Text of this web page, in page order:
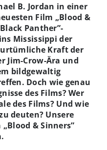
B. Jordan in einer
Film „Blood &
Panther”-
Mississippi der
urtümliche Kraft der
Jim-Crow-Ära und
bildgewaltig
Doch wie genau
des Films? Wer
des Films? Und wie
deuten? Unsere
& Sinners”